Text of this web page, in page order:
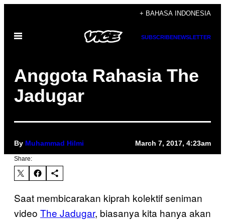
content
+ BAHASA INDONESIA
Open
SUBSCRIBENEWSLETTER
Anggota Rahasia The
Jadugar
By Muhammad Hilmi March 7, 2017, 4:23am
Share:
Saat membicarakan kiprah kolektif seniman
video The Jadugar, biasanya kita hanya akan